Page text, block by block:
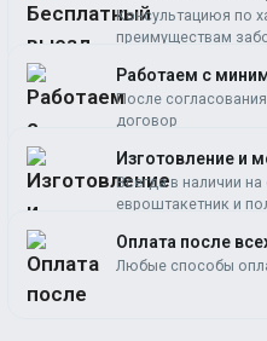
Консультациюя по
преимуществам
Работаем c
После
договор
Изготовление и
Всегда в наличии
евроштакетник и
Оплата после
Любые способы